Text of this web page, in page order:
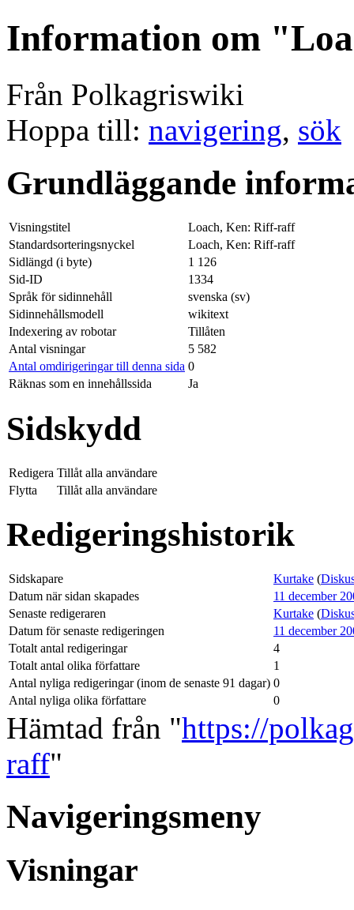
Information om
Från Polkagriswiki
Hoppa till: navigering, sök
Grundläggande
Visningstitel
Loach, Ken: Riff-raff
Standardsorteringsnyckel
Loach, Ken: Riff-raff
Sidlängd (i byte)
1 126
Sid-ID
1334
Språk för sidinnehåll
svenska (sv)
Sidinnehållsmodell
wikitext
Indexering av robotar
Tillåten
Antal visningar
5 582
Antal omdirigeringar till denna sida 0
Räknas som en innehållssida
Ja
Sidskydd
Redigera Tillåt alla användare
Flytta
Tillåt alla användare
Redigeringshistorik
Sidskapare Kurtake (
Datum när sidan skapades
11 december
Senaste redigeraren
Kurtake (
Datum för senaste redigeringen
11 december
Totalt antal redigeringar
4
Totalt antal olika författare
1
Antal nyliga redigeringar (inom de senaste 91 dagar) 0
Antal nyliga olika författare
0
Hämtad från "https://
raff"
Navigeringsmeny
Visningar